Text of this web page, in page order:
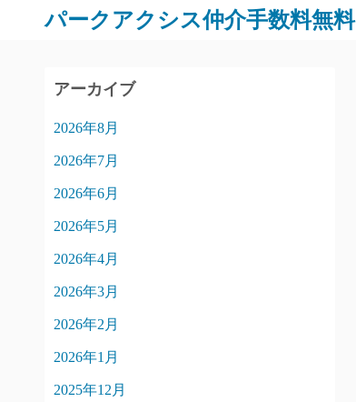
パークアクシス仲介手数料無料
アーカイブ
2026年8月
2026年7月
2026年6月
2026年5月
2026年4月
2026年3月
2026年2月
2026年1月
2025年12月